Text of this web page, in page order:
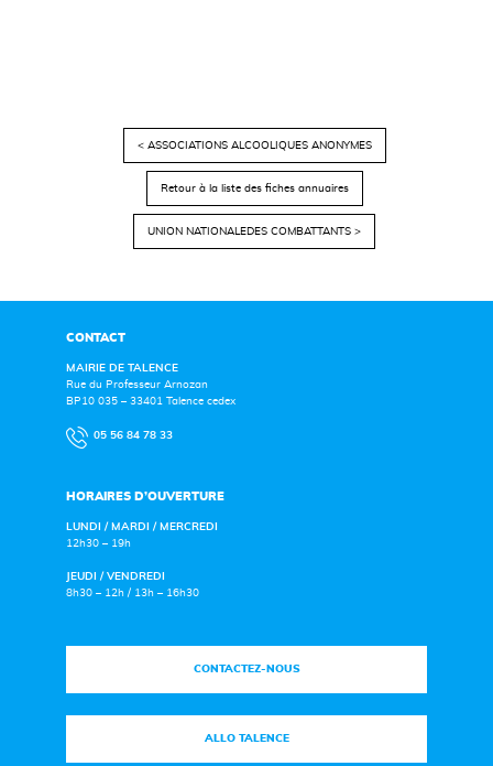
< ASSOCIATIONS ALCOOLIQUES ANONYMES
Retour à la liste des fiches annuaires
UNION NATIONALEDES COMBATTANTS >
CONTACT
MAIRIE DE TALENCE
Rue du Professeur Arnozan
BP10 035 – 33401 Talence cedex
05 56 84 78 33
HORAIRES D’OUVERTURE
LUNDI / MARDI / MERCREDI
12h30 – 19h
JEUDI / VENDREDI
8h30 – 12h / 13h – 16h30
CONTACTEZ-NOUS
ALLO TALENCE